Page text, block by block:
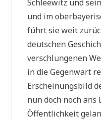
Schleewitz und
und im
führt sie weit
deutschen
verschlungenen
in die Gegenwart
Erscheinungsbild
nun doch noch
Öffentlichkeit